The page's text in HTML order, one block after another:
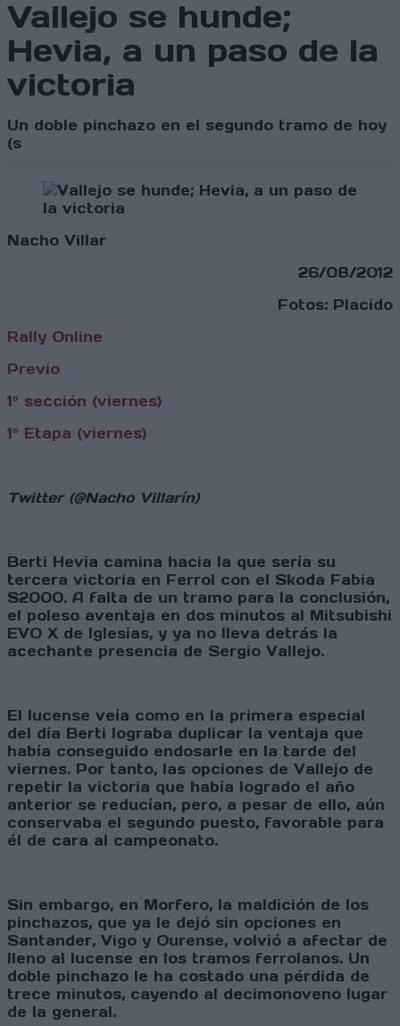
Vallejo se hunde;
Hevia, a un paso de la
victoria
Un doble pinchazo en el segundo tramo de hoy
(s
Nacho Villar
26/08/2012
Fotos: Placido
Rally Online
Previo
1º sección (viernes)
1º Etapa (viernes)
Twitter (@Nacho Villarín)
Berti Hevia camina hacia la que sería su
tercera victoria en Ferrol con el Skoda Fabia
S2000. A falta de un tramo para la conclusión,
el poleso aventaja en dos minutos al Mitsubishi
EVO X de Iglesias, y ya no lleva detrás la
acechante presencia de Sergio Vallejo.
El lucense veía como en la primera especial
del día Berti lograba duplicar la ventaja que
había conseguido endosarle en la tarde del
viernes. Por tanto, las opciones de Vallejo de
repetir la victoria que había logrado el año
anterior se reducían, pero, a pesar de ello, aún
conservaba el segundo puesto, favorable para
él de cara al campeonato.
Sin embargo, en Morfero, la maldición de los
pinchazos, que ya le dejó sin opciones en
Santander, Vigo y Ourense, volvió a afectar de
lleno al lucense en los tramos ferrolanos. Un
doble pinchazo le ha costado una pérdida de
trece minutos, cayendo al decimonoveno lugar
de la general.